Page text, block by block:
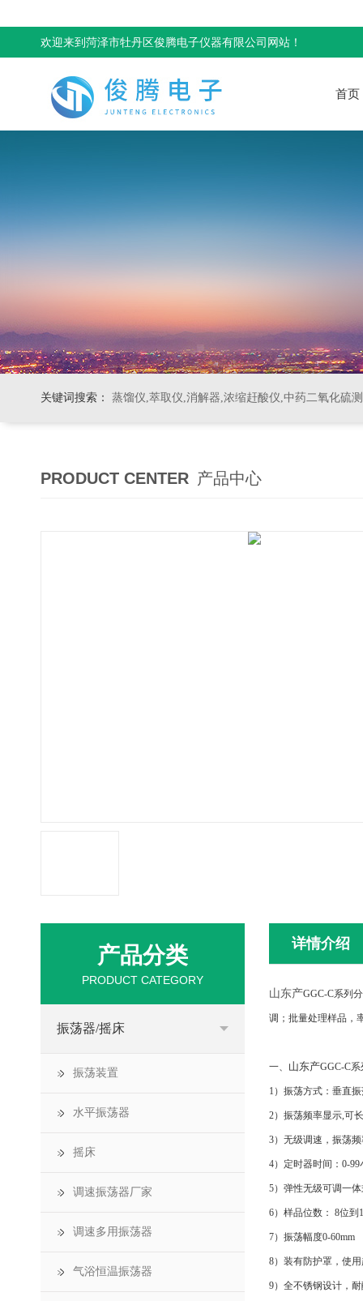
欢迎来到菏泽市牡丹区俊腾电子仪器有限公司网站！
首页
关键词搜索： 蒸馏仪,萃取仪,消解器,浓缩赶酸仪,中药二氧化硫
PRODUCT CENTER 产品中心
详情介绍
山东产GGC-C系列
调；批量处理样品，
一、 山东产GGC-C
1）振荡方式：垂直
2）振荡频率显示,可
3）无级调速，振荡
4）定时器时间：0-99
5）弹性无级可调一
6）样品位数： 8位到
7）振荡幅度0-60mm
8）装有防护罩，使
9）全不锈钢设计，
产品分类
PRODUCT CATEGORY
振荡器/摇床
振荡装置
水平振荡器
摇床
调速振荡器厂家
调速多用振荡器
气浴恒温振荡器